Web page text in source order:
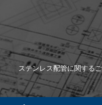
ステンレス配管に関する